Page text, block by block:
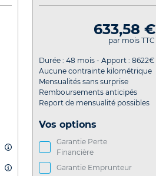
633,58 €
par mois TTC
Durée :48 mois - Apport :8622€
Aucune contrainte kilométrique
Mensualités sans surprise
Remboursements anticipés
Report de mensualité possibles
Vos options
Garantie Perte
Financière
Garantie Emprunteur